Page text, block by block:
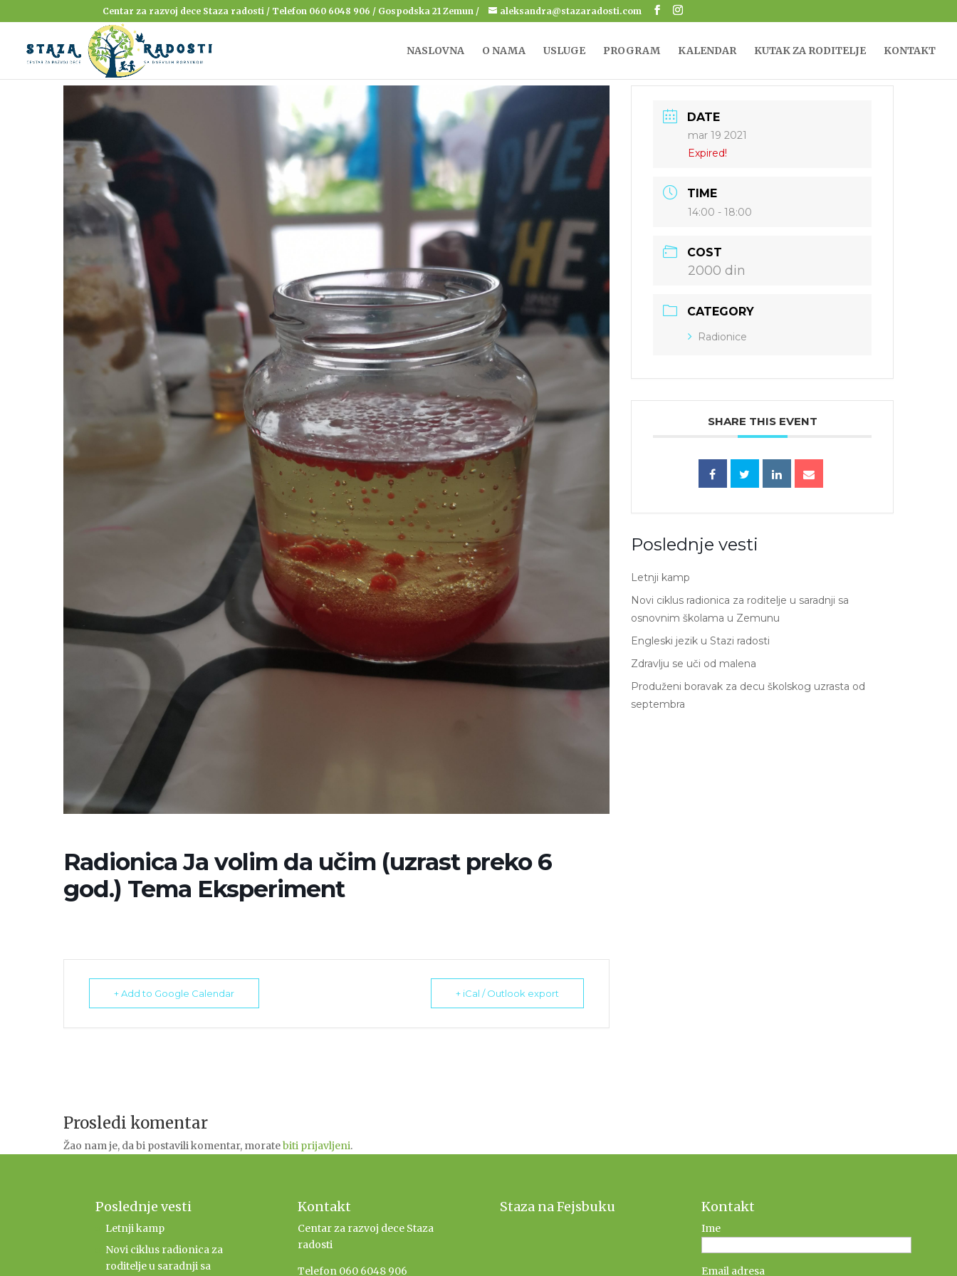
Centar za razvoj dece Staza radosti / Telefon 060 6048 906 / Gospodska 21 Zemun / aleksandra@stazaradosti.com
NASLOVNA O NAMA USLUGE PROGRAM KALENDAR KUTAK ZA RODITELJE KONTAKT
Radionica Ja volim da učim (uzrast preko 6
god.) Tema Eksperiment
+ Add to Google Calendar + iCal / Outlook export
DATE
mar 19 2021
Expired!
TIME
14:00 - 18:00
COST
2000 din
CATEGORY
Radionice
SHARE THIS EVENT
Poslednje vesti
Letnji kamp
Novi ciklus radionica za roditelje u saradnji sa
osnovnim školama u Zemunu
Engleski jezik u Stazi radosti
Zdravlju se uči od malena
Produženi boravak za decu školskog uzrasta od
septembra
Prosledi komentar
Žao nam je, da bi postavili komentar, moratebiti prijavljeni.
Poslednje vesti
Letnji kamp
Novi ciklus radionica za
roditelje u saradnji sa
Kontakt
Centar za razvoj dece Staza
radosti
Telefon 060 6048 906
Staza na Fejsbuku Kontakt
Ime
Email adresa